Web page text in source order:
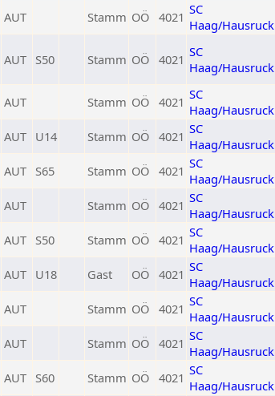
AUT Stamm OÖ 4021 SC
Haag/Hausruck
AUT S50 Stamm OÖ 4021 SC
Haag/Hausruck
AUT Stamm OÖ 4021 SC
Haag/Hausruck
AUT U14 Stamm OÖ 4021 SC
Haag/Hausruck
AUT S65 Stamm OÖ 4021 SC
Haag/Hausruck
AUT Stamm OÖ 4021 SC
Haag/Hausruck
AUT S50 Stamm OÖ 4021 SC
Haag/Hausruck
AUT U18 Gast OÖ 4021 SC
Haag/Hausruck
AUT Stamm OÖ 4021 SC
Haag/Hausruck
AUT Stamm OÖ 4021 SC
Haag/Hausruck
AUT S60 Stamm OÖ 4021 SC
Haag/Hausruck